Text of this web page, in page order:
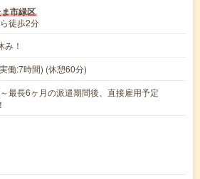
市緑区
徒歩2分
み！
働:7時間) (休憩60分)
最長6ヶ月の派遣期間後、直接雇用予定